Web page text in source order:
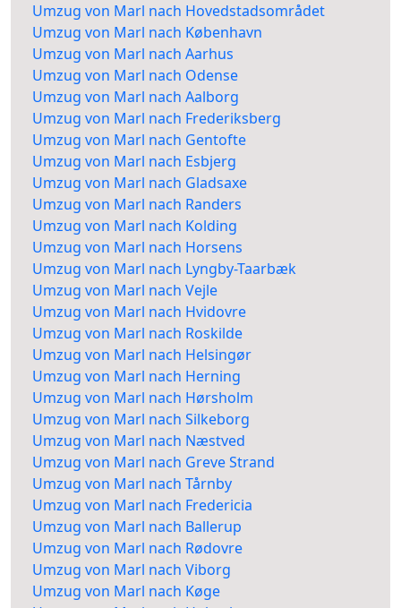
Umzug von Marl nach Hovedstadsområdet
Umzug von Marl nach København
Umzug von Marl nach Aarhus
Umzug von Marl nach Odense
Umzug von Marl nach Aalborg
Umzug von Marl nach Frederiksberg
Umzug von Marl nach Gentofte
Umzug von Marl nach Esbjerg
Umzug von Marl nach Gladsaxe
Umzug von Marl nach Randers
Umzug von Marl nach Kolding
Umzug von Marl nach Horsens
Umzug von Marl nach Lyngby-Taarbæk
Umzug von Marl nach Vejle
Umzug von Marl nach Hvidovre
Umzug von Marl nach Roskilde
Umzug von Marl nach Helsingør
Umzug von Marl nach Herning
Umzug von Marl nach Hørsholm
Umzug von Marl nach Silkeborg
Umzug von Marl nach Næstved
Umzug von Marl nach Greve Strand
Umzug von Marl nach Tårnby
Umzug von Marl nach Fredericia
Umzug von Marl nach Ballerup
Umzug von Marl nach Rødovre
Umzug von Marl nach Viborg
Umzug von Marl nach Køge